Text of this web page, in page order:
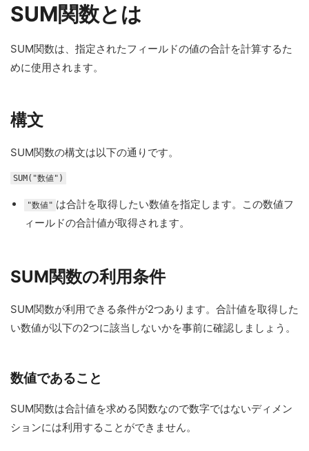
SUM関数とは
SUM関数は、指定されたフィールドの値の合計を計算するた
めに使用されます。
構文
SUM関数の構文は以下の通りです。
SUM("数値")
"数値" は合計を取得したい数値を指定します。この数値フ
ィールドの合計値が取得されます。
SUM関数の利用条件
SUM関数が利用できる条件が2つあります。合計値を取得した
い数値が以下の2つに該当しないかを事前に確認しましょう。
数値であること
SUM関数は合計値を求める関数なので数字ではないディメン
ションには利用することができません。